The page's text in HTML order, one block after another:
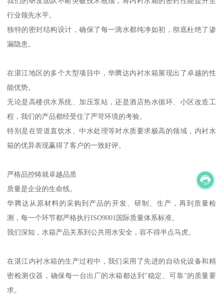
行业领先水平。
独特的密封结构设计，确保了每一滴水都纯净如初，彻底杜绝了渗
漏隐患。
在湛江地区的多个大型项目中，华腾达内衬水箱展现出了卓越的性
能优势。
无论是高楼供水系统、加压泵站，还是酒店热水循环、小区改造工
程，我们的产品都经受住了严苛环境的考验。
特别是在管道直饮水、中水处理等对水质要求极高的领域，内衬水
箱的优异表现赢得了客户的一致好评。
严格品控铸就卓越品质
质量是企业的生命线。
华腾达从原材料的采购到产品的开发、研制、生产，再到质量检
测，每一个环节都严格执行ISO9001国际质量体系标准。
我们深知，水箱产品关系到公共用水安全，容不得半点马虎。
在湛江内衬水箱的生产过程中，我们采用了先进的自动化设备和精
密检测仪器，确保每一台出厂的水箱都达到"稳定、可靠"的质量要
求。